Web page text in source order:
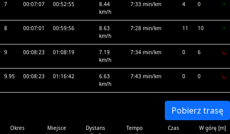
7 00:07:07 00:52:55
8.44
km/h
7:33 min/km 4 0
8 00:07:01 00:59:56
8.63
km/h
7:28 min/km 11 10
9 00:08:23 01:08:19
7.19
km/h
7:34 min/km 0 6
9.95 00:08:23 01:16:42
6.63
km/h
7:43 min/km 0 0
Pobierz trasę
Okres
Miejsce
Dystans
Tempo
Czas W górę [m]